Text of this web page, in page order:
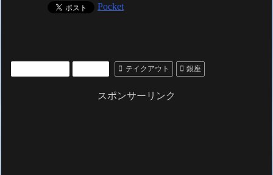
Pocket
テイクアウト 銀座
スポンサーリンク